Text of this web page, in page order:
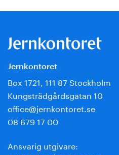
Jernkontoret
Box 1721, 111 87 Stockholm
Kungsträdgårdsgatan 10
office@jernkontoret.se
08 679 17 00
Ansvarig utgivare: